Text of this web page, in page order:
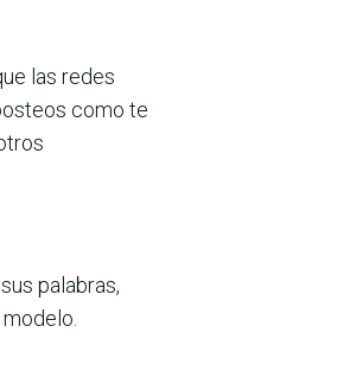
las redes
como te
palabras,